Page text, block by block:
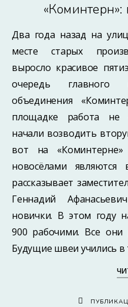
«Коминтерн»:
Два года назад на
месте старых
выросло красивое
очередь главного
объединения
площадке работа не
начали возводить
вот на
новосёлами
рассказывает
Геннадий
новички. В этом году
900 рабочими. Все
Будущие швеи учились в